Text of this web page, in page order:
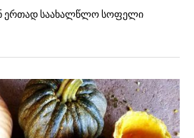
ნ
1
2
,
2
0
ერთად საახალწლო სოფელი